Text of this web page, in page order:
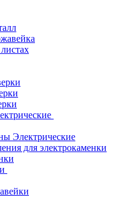
Электрические
для электрокаменки